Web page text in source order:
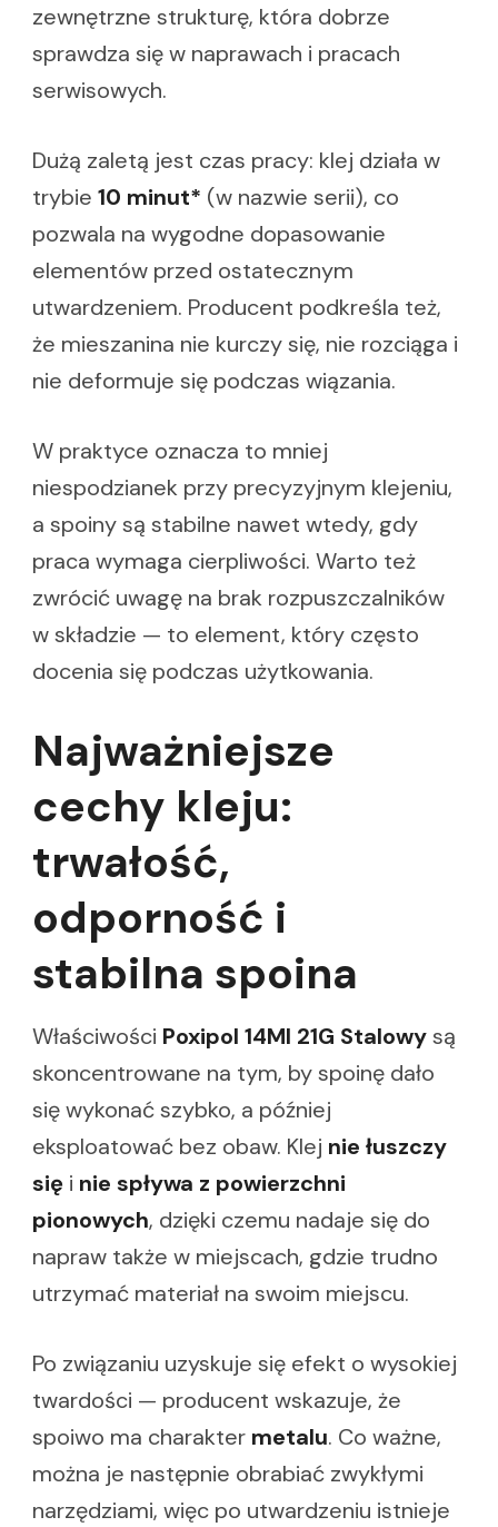
zewnętrzne strukturę, która dobrze
sprawdza się w naprawach i pracach
serwisowych.
Dużą zaletą jest czas pracy: klej działa w
trybie 10 minut* (w nazwie serii), co
pozwala na wygodne dopasowanie
elementów przed ostatecznym
utwardzeniem. Producent podkreśla też,
że mieszanina nie kurczy się, nie rozciąga i
nie deformuje się podczas wiązania.
W praktyce oznacza to mniej
niespodzianek przy precyzyjnym klejeniu,
a spoiny są stabilne nawet wtedy, gdy
praca wymaga cierpliwości. Warto też
zwrócić uwagę na brak rozpuszczalników
w składzie — to element, który często
docenia się podczas użytkowania.
Najważniejsze
cechy kleju:
trwałość,
odporność i
stabilna spoina
Właściwości Poxipol 14Ml 21G Stalowysą
skoncentrowane na tym, by spoinę dało
się wykonać szybko, a później
eksploatować bez obaw. Klej nie łuszczy
się i nie spływa z powierzchni
pionowych, dzięki czemu nadaje się do
napraw także w miejscach, gdzie trudno
utrzymać materiał na swoim miejscu.
Po związaniu uzyskuje się efekt o wysokiej
twardości — producent wskazuje, że
spoiwo ma charakter metalu. Co ważne,
można je następnie obrabiać zwykłymi
narzędziami, więc po utwardzeniu istnieje